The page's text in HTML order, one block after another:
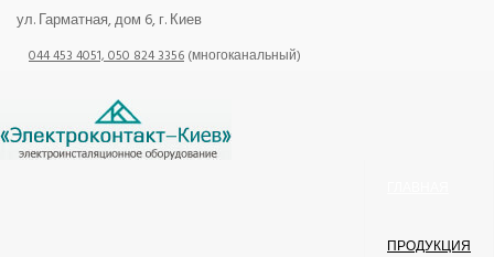
ул. Гарматная, дом 6, г. Киев
044 453 4051, 050 824 3356 (многоканальный)
ПРОДУКЦИЯ